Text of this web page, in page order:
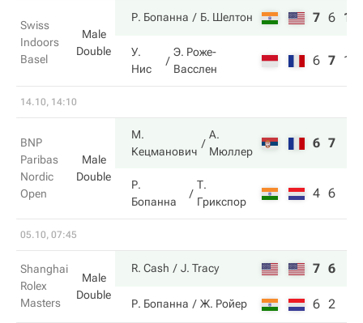
Swiss
Indoors
Basel
Male
Double
Р. Бопанна Б. Шелтон 7 6 10
У.
Нис
Э. Роже-
Васслен
6 7 1
14.10, 14:10
BNP
Paribas
Nordic
Open
Male
Double
М.
Кецманович
А.
Мюллер
6 7
Р.
Бопанна
Т.
Грикспор
4 6
05.10, 07:45
Shanghai
Rolex
Masters
Male
Double
R. Cash J. Tracy 7 6
Р. Бопанна Ж. Ройер 6 2